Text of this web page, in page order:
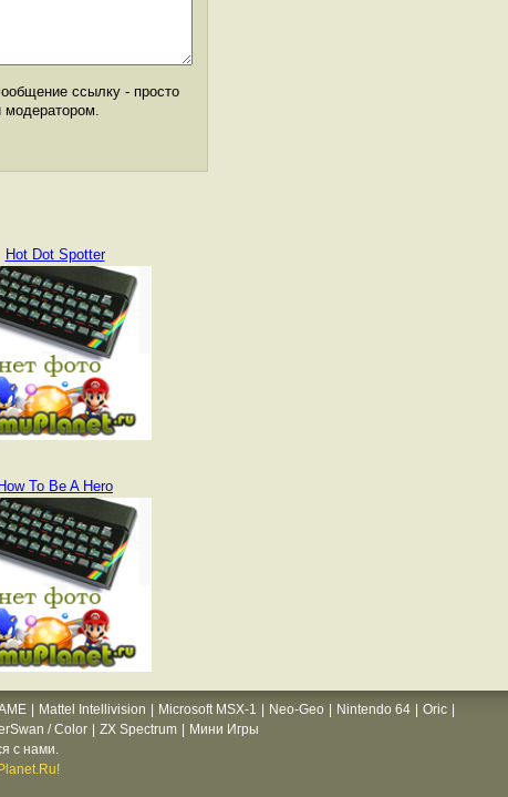
ссылку - просто
модератором.
Hot Dot Spotter
How To Be A Hero
Mattel Intellivision Microsoft MSX-1 Neo-Geo Nintendo 64 Oric
/ Color ZX Spectrum
Мини Игры
с нами.